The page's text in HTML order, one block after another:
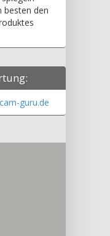
besten den